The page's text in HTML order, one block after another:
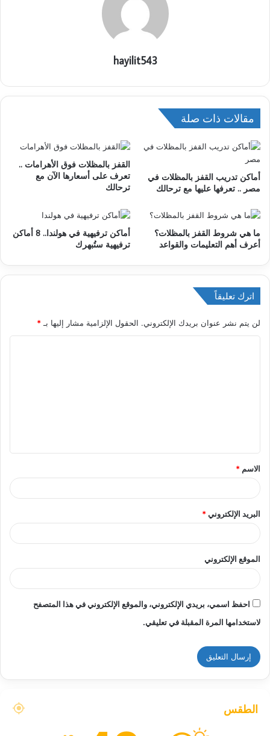
hayilit543
مقالات ذات صلة
أماكن تدريب القفز بالمظلات في
مصر .. تعرفها عليها مع ترحالك
القفز بالمظلات فوق الأهرامات ..
تعرف على أسعارها الآن مع
ترحالك
ما هي شروط القفز بالمظلات؟
أعرف أهم التعليمات والقواعد
أماكن ترفيهية في هولندا.. 8 أماكن
ترفيهية ستُبهرك
اترك تعليقاً
لن يتم نشر عنوان بريدك الإلكتروني. الحقول الإلزامية مشار إليها بـ *
ق
*
الاسم *
البريد الإلكتروني*
الموقع الإلكتروني
احفظ اسمي، بريدي الإلكتروني، والموقع الإلكتروني في هذا المتصفح
لاستخدامها المرة المقبلة في تعليقي.
الطقس